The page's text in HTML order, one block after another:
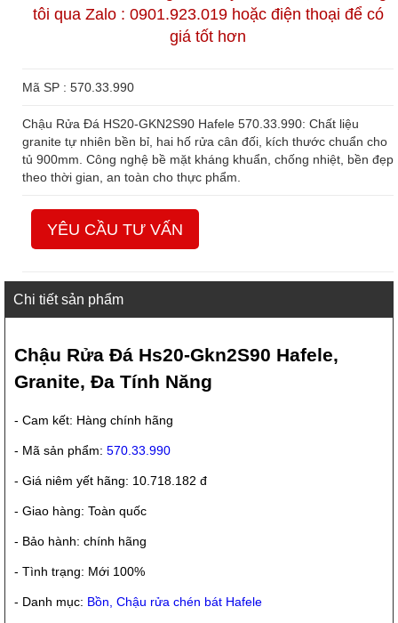
tôi qua Zalo : 0901.923.019 hoặc điện thoại để có
giá tốt hơn
Mã SP : 570.33.990
Chậu Rửa Đá HS20-GKN2S90 Hafele 570.33.990: Chất liệu
granite tự nhiên bền bỉ, hai hố rửa cân đối, kích thước chuẩn cho
tủ 900mm. Công nghệ bề mặt kháng khuẩn, chống nhiệt, bền đẹp
theo thời gian, an toàn cho thực phẩm.
YÊU CẦU TƯ VẤN
Chi tiết sản phẩm
Chậu Rửa Đá Hs20-Gkn2S90 Hafele,
Granite, Đa Tính Năng
- Cam kết: Hàng chính hãng
- Mã sản phẩm: 570.33.990
- Giá niêm yết hãng: 10.718.182 đ
- Giao hàng: Toàn quốc
- Bảo hành: chính hãng
- Tình trạng: Mới 100%
- Danh mục: Bồn, Chậu rửa chén bát Hafele